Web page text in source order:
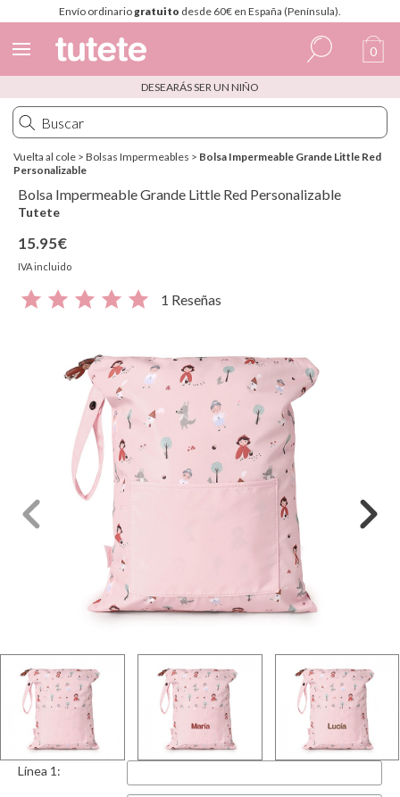
Envío ordinariogratuito desde 60€ en España (Península).
Español
Italiano
Inglés
Portugués
0
DESEARÁS SER UN NIÑO
Vuelta al cole > Bolsas Impermeables > Bolsa Impermeable Grande Little Red
Personalizable
Bolsa Impermeable Grande Little Red Personalizable
Tutete
15.95€
IVA incluido
1 Reseñas
Línea 1: